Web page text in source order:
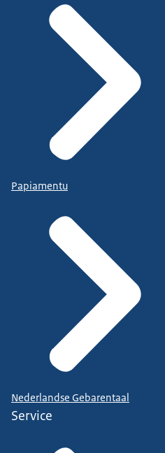
Papiamentu
Nederlandse Gebarentaal
Service